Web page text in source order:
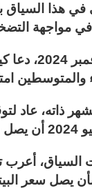
هذا السياق
في مواجهة
في
والمتوسطين امتلاك
دولار.
السياق، أعرب
البيتكوين إلى 500 ألف دولار